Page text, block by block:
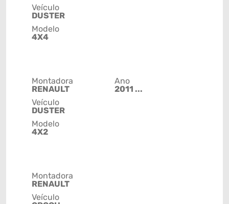
Veículo
DUSTER
Modelo
4X4
Montadora
RENAULT
Veículo
DUSTER
Modelo
4X2
Ano
2011 ...
Montadora
RENAULT
Veículo